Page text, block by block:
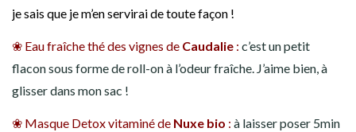
je sais que je m’en servirai de toute façon !
❀ Eau fraîche thé des vignes de Caudalie : c’est un petit
flacon sous forme de roll-on à l’odeur fraîche. J’aime bien, à
glisser dans mon sac !
❀ Masque Detox vitaminé de Nuxe bio : à laisser poser 5min